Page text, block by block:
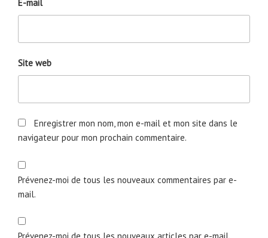
E-mail
Site web
Enregistrer mon nom, mon e-mail et mon site dans le
navigateur pour mon prochain commentaire.
Prévenez-moi de tous les nouveaux commentaires par e-
mail.